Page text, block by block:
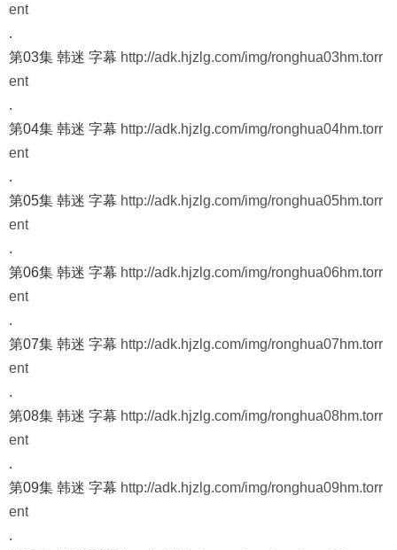
ent
.
第03集 韩迷 字幕 http://adk.hjzlg.com/img/ronghua03hm.torr
ent
.
第04集 韩迷 字幕 http://adk.hjzlg.com/img/ronghua04hm.torr
ent
.
第05集 韩迷 字幕 http://adk.hjzlg.com/img/ronghua05hm.torr
ent
.
第06集 韩迷 字幕 http://adk.hjzlg.com/img/ronghua06hm.torr
ent
.
第07集 韩迷 字幕 http://adk.hjzlg.com/img/ronghua07hm.torr
ent
.
第08集 韩迷 字幕 http://adk.hjzlg.com/img/ronghua08hm.torr
ent
.
第09集 韩迷 字幕 http://adk.hjzlg.com/img/ronghua09hm.torr
ent
.